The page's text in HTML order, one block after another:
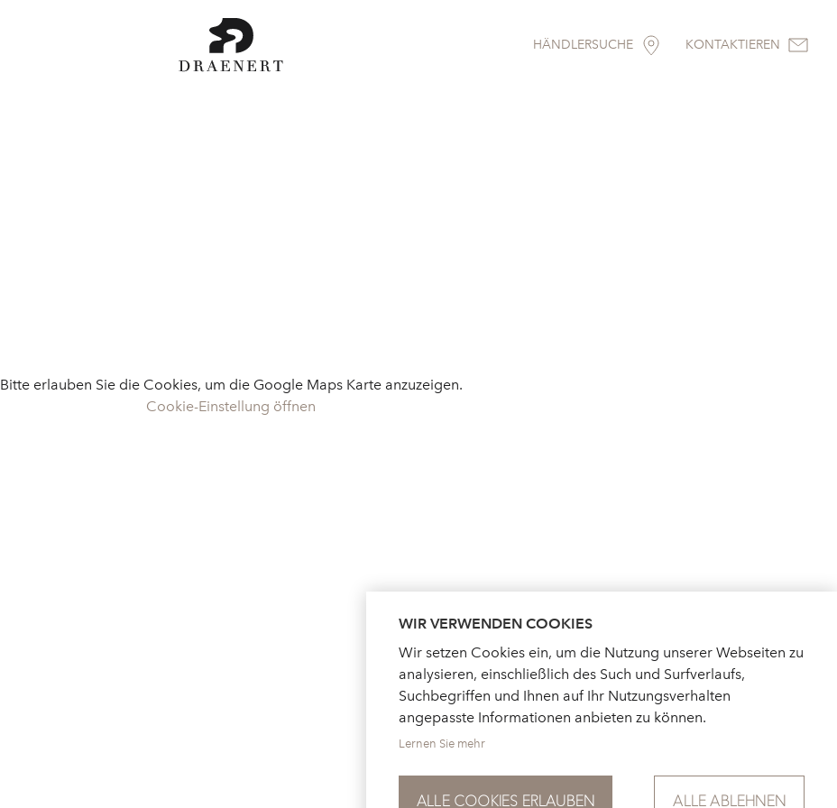
HÄNDLERSUCHE KONTAKTIEREN
Bitte erlauben Sie die Cookies, um die Google Maps Karte anzuzeigen.
Cookie-Einstellung öffnen
DATENSCHUTZ IMPRESSUM
WIR VERWENDEN COOKIES
Wir setzen Cookies ein, um die Nutzung unserer Webseiten zu
analysieren, einschließlich des Such und Surfverlaufs,
Suchbegriffen und Ihnen auf Ihr Nutzungsverhalten
angepasste Informationen anbieten zu können.
Lernen Sie mehr
ALLE COOKIES ERLAUBEN ALLE ABLEHNEN